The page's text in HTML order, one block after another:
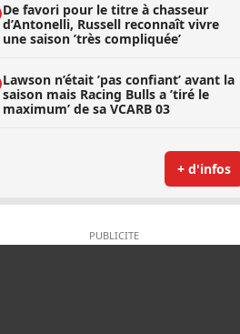
De favori pour le titre à chasseur
d’Antonelli, Russell reconnaît vivre
une saison ’très compliquée’
Lawson n’était ’pas confiant’ avant la
saison mais Racing Bulls a ’tiré le
maximum’ de sa VCARB 03
+ d'infos